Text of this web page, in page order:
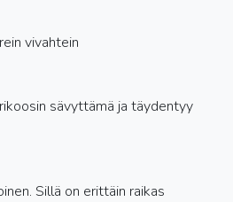
vivahtein
sävyttämä ja täydentyy
Sillä on erittäin raikas